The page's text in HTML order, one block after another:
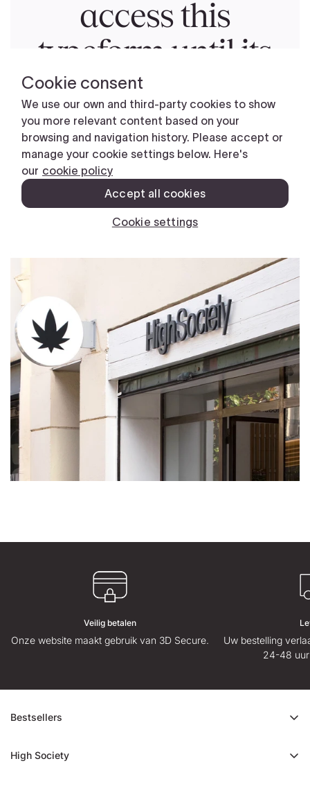
Veilig betalen
Onze website maakt gebruik van 3D Secure.
Uw bestelling
24-48
Bestsellers
High Society